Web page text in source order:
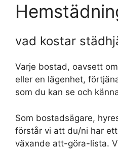
vad kostar
Varje bostad, oavsett
eller en lägenhet,
som du kan se och
Som bostadsägare,
förstår vi att du/ni har
växande att-göra-lista.